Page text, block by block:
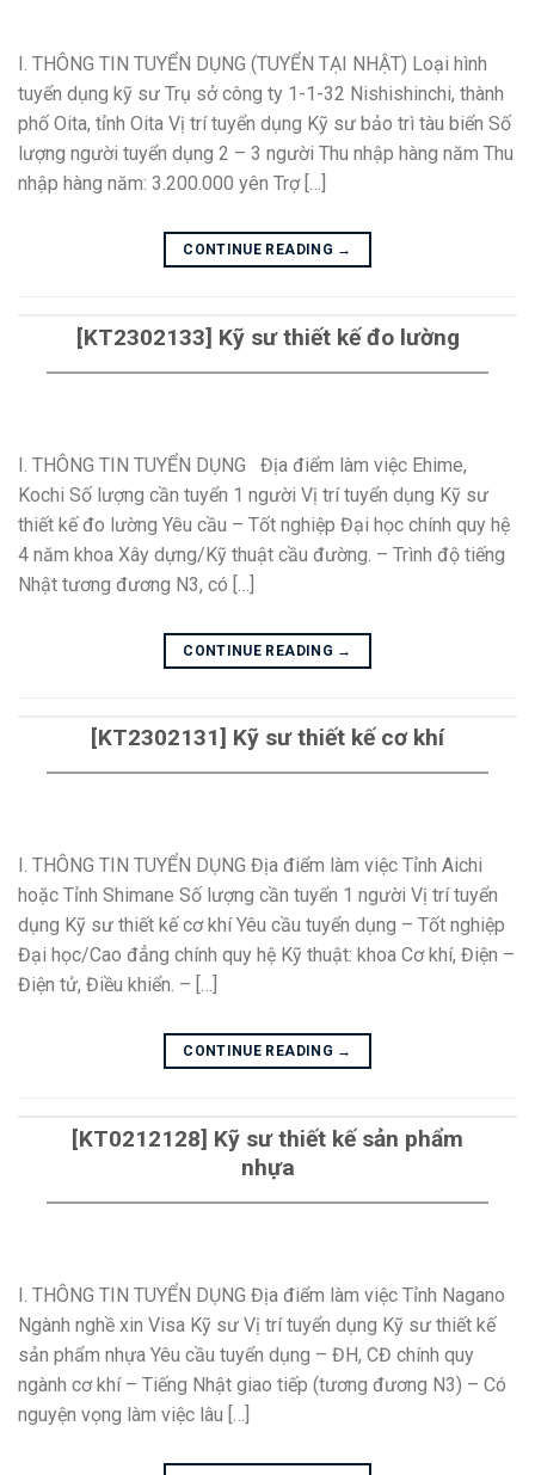
I. THÔNG TIN TUYỂN DỤNG (TUYỂN TẠI NHẬT) Loại hình
tuyển dụng kỹ sư Trụ sở công ty 1-1-32 Nishishinchi, thành
phố Oita, tỉnh Oita Vị trí tuyển dụng Kỹ sư bảo trì tàu biển Số
lượng người tuyển dụng 2 – 3 người Thu nhập hàng năm Thu
nhập hàng năm: 3.200.000 yên Trợ […]
CONTINUE READING →
[KT2302133] Kỹ sư thiết kế đo lường
I. THÔNG TIN TUYỂN DỤNG Địa điểm làm việc Ehime,
Kochi Số lượng cần tuyển 1 người Vị trí tuyển dụng Kỹ sư
thiết kế đo lường Yêu cầu – Tốt nghiệp Đại học chính quy hệ
4 năm khoa Xây dựng/Kỹ thuật cầu đường. – Trình độ tiếng
Nhật tương đương N3, có […]
CONTINUE READING →
[KT2302131] Kỹ sư thiết kế cơ khí
I. THÔNG TIN TUYỂN DỤNG Địa điểm làm việc Tỉnh Aichi
hoặc Tỉnh Shimane Số lượng cần tuyển 1 người Vị trí tuyển
dụng Kỹ sư thiết kế cơ khí Yêu cầu tuyển dụng – Tốt nghiệp
Đại học/Cao đẳng chính quy hệ Kỹ thuật: khoa Cơ khí, Điện –
Điện tử, Điều khiển. – […]
CONTINUE READING →
[KT0212128] Kỹ sư thiết kế sản phẩm
nhựa
I. THÔNG TIN TUYỂN DỤNG Địa điểm làm việc Tỉnh Nagano
Ngành nghề xin Visa Kỹ sư Vị trí tuyển dụng Kỹ sư thiết kế
sản phẩm nhựa Yêu cầu tuyển dụng – ĐH, CĐ chính quy
ngành cơ khí – Tiếng Nhật giao tiếp (tương đương N3) – Có
nguyện vọng làm việc lâu […]